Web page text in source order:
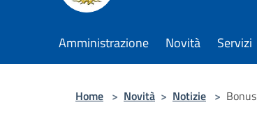
Amministrazione Novità Servizi
Home > Novità > Notizie >